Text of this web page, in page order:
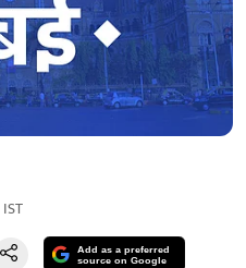
IST
Add as a preferred
source on Google